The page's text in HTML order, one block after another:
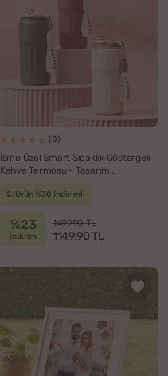
(8)
İsme Özel Smart Sıcaklık Göstergeli
Kahve Termosu - Tasarım
2. Ürün %30 İndirimli
%23
indirim
1499.90 TL
1149.90 TL